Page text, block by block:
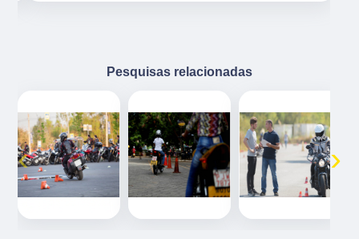
Pesquisas relacionadas
‹ ›